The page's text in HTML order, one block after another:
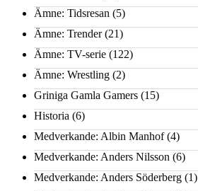
Ämne: Tidsresan (5)
Ämne: Trender(21)
Ämne: TV-serie (122)
Ämne: Wrestling (2)
Griniga Gamla Gamers (15)
Historia (6)
Medverkande: Albin Manhof(4)
Medverkande: Anders Nilsson (6)
Medverkande: Anders Söderberg (1)